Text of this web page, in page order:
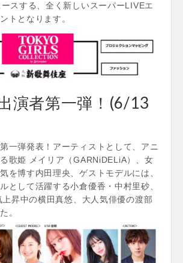
スする、全く新しいスーパーLIVEエ
トとなります。
演者第一弾！(6/13
一弾発表！アーティストとして、アニ
歌姫 メイリア（GARNiDELiA）、女
を博す内田理央、ゲストモデルには、
として活躍する小倉優香・中村里砂、
昇中の横田真悠、大人気俳優の渡部
。